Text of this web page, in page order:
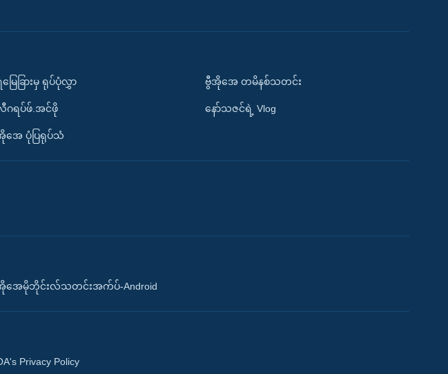
ြေခြားမှ ရုပ်ပုံလွှာ
ဂရပ်ဖ်.အင်ဖို
အေ ပုံပြရုပ်သံ
ဗွီအိုအေ တမိနစ်သတင်း
နော်သဇင်ရဲ့ Vlog
အေမိုဘိုင်းလ်သတင်းအက်ပ်-Android
Privacy Policy